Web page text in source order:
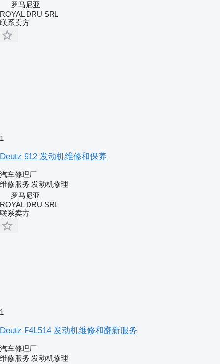
罗马尼亚
ROYAL DRU SRL
联系卖方
1
Deutz 912 发动机维修和保养
汽车修理厂
维修服务 发动机修理
罗马尼亚
ROYAL DRU SRL
联系卖方
1
Deutz F4L514 发动机维修和翻新服务
汽车修理厂
维修服务 发动机修理